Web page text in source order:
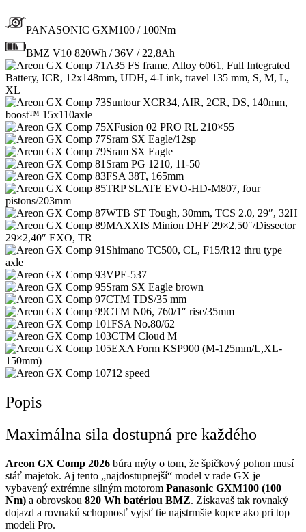
PANASONIC GXM100 / 100Nm
BMZ V10 820Wh / 36V / 22,8Ah
A35 FS frame, Alloy 6061, Full Integrated
Battery, ICR, 12x148mm, UDH, 4-Link, travel 135 mm, S, M, L,
XL
Suntour XCR34, AIR, 2CR, DS, 140mm,
boost™ 15x110axle
XFusion 02 PRO RL 210×55
Sram SX Eagle/12sp
Sram SX Eagle
Sram PG 1210, 11-50
FSA 38T, 165mm
TRP SLATE EVO-HD-M807, four
pistons/203mm
WTB ST Tough, 30mm, TCS 2.0, 29″, 32H
MAXXIS Minion DHF 29×2,50″/Dissector
29×2,40″ EXO, TR
Shimano TC500, CL, F15/R12 thru type
axle
VPE-537
Sram SX Eagle brown
CTM TDS/35 mm
CTM N06, 760/1″ rise/35mm
FSA No.80/62
CTM Cloud M
EXA Form KSP900 (M-125mm/L,XL-
150mm)
12 speed
Popis
Maximálna sila dostupná pre každého
Areon GX Comp 2026 búra mýty o tom, že špičkový pohon musí
stáť majetok. Aj tento „najdostupnejší“ model v rade GX je
vybavený extrémne silným motorom Panasonic GXM100 (100
Nm) a obrovskou 820 Wh batériou BMZ. Získavaš tak rovnaký
dojazd a rovnakú schopnosť vyjsť tie najstrmšie kopce ako pri top
modeli Pro.